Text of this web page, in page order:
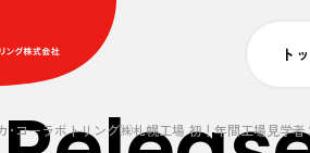
ト
･コーラボトリング㈱札幌工場 初！年間工場見学